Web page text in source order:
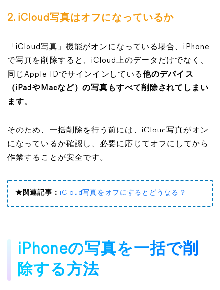
2. iCloud写真はオフになっているか
「iCloud写真」機能がオンになっている場合、iPhone
で写真を削除すると、iCloud上のデータだけでなく、
同じApple IDでサインインしている他のデバイス
（iPadやMacなど）の写真もすべて削除されてしまい
ます。
そのため、一括削除を行う前には、iCloud写真がオン
になっているか確認し、必要に応じてオフにしてから
作業することが安全です。
★関連記事： iCloud写真をオフにするとどうなる？
iPhoneの写真を一括で削
除する方法